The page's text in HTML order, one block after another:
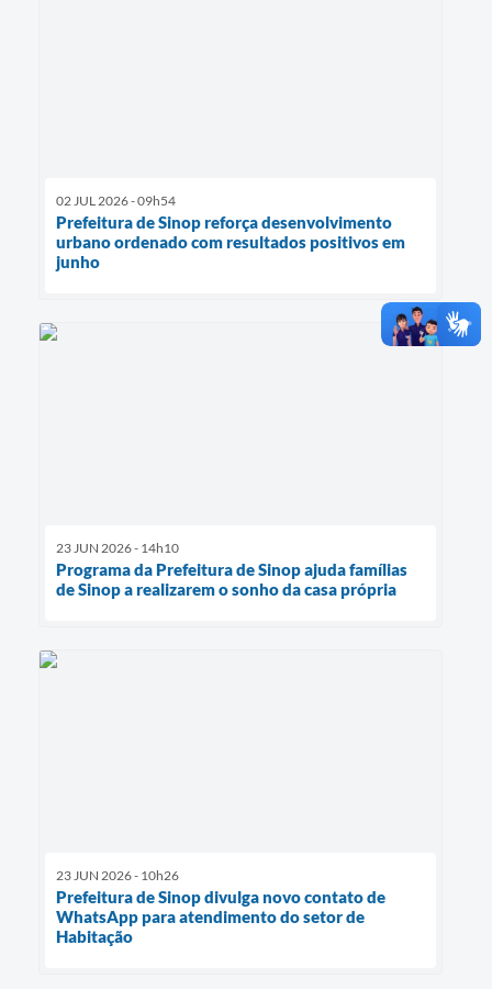
02 JUL 2026 - 09h54
Prefeitura de Sinop reforça desenvolvimento
urbano ordenado com resultados positivos em
junho
23 JUN 2026 - 14h10
Programa da Prefeitura de Sinop ajuda famílias
de Sinop a realizarem o sonho da casa própria
23 JUN 2026 - 10h26
Prefeitura de Sinop divulga novo contato de
WhatsApp para atendimento do setor de
Habitação